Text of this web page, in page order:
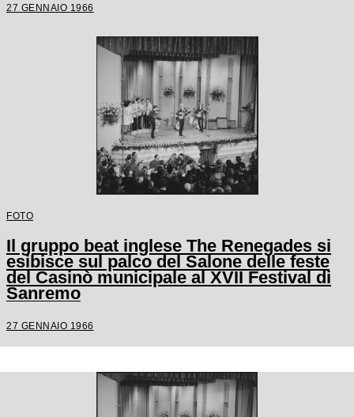
27 GENNAIO 1966
FOTO
Il gruppo beat inglese The Renegades si
esibisce sul palco del Salone delle feste
del Casinò municipale al XVII Festival di
Sanremo
27 GENNAIO 1966